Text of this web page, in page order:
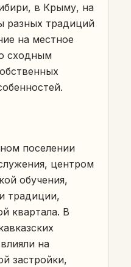
в Крыму, на
разных традиций
на местное
сходным
поселении
центром
обучения,
традиции,
квартала. В
на
застройки,